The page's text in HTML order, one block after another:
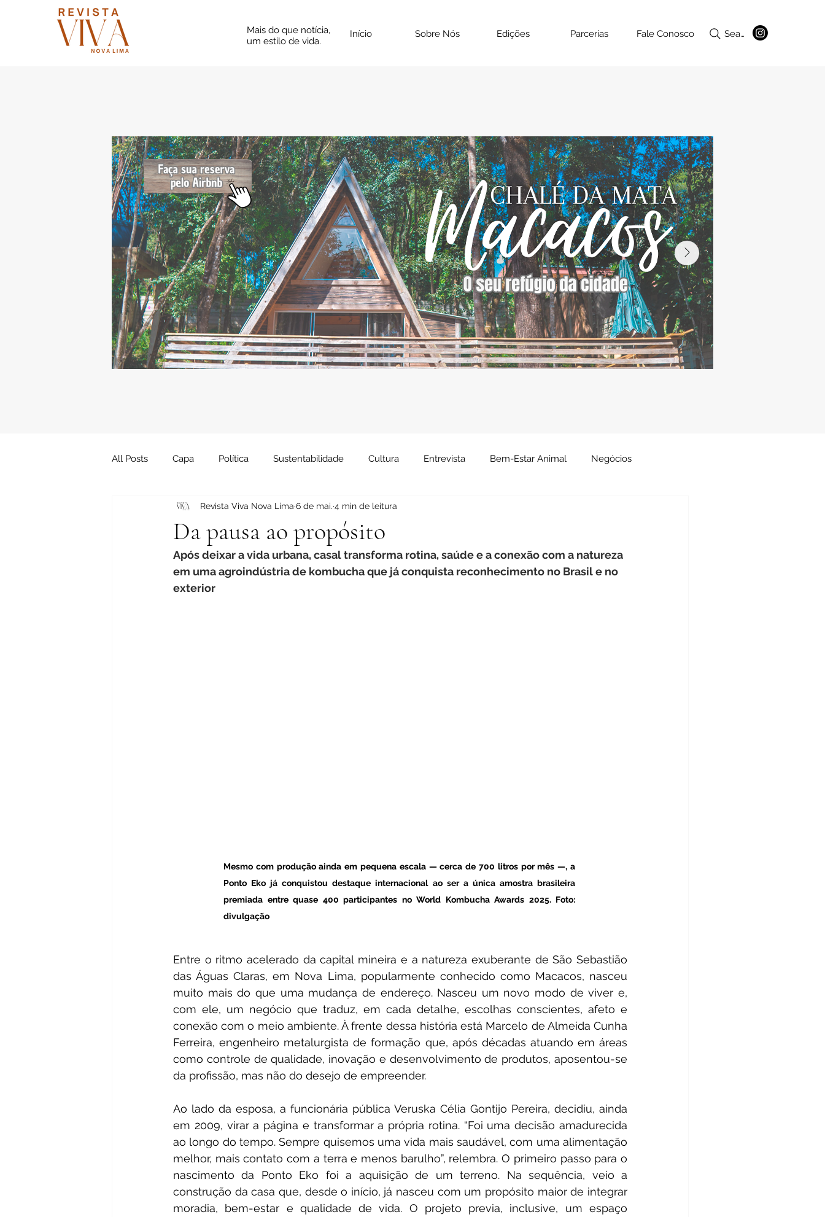
Mais do que notícia,
um estilo de vida.
Início Sobre Nós Edições Parcerias Fale Conosco Search ...
All Posts Capa Política Sustentabilidade Cultura Entrevista Bem-Estar Animal Negócios
Artes Cidades Economia Saúde
Educação #carnavalmg Bem-estar Agricultura familiar Decor Educação
Da pausa ao propósito
Revista Viva Nova Lima 6 de mai. 4 min de leitura
Após deixar a vida urbana, casal transforma rotina, saúde e a conexão com a natureza
em uma agroindústria de kombucha que já conquista reconhecimento no Brasil e no
exterior
Mesmo com produção ainda em pequena escala — cerca de 700 litros por mês —, a
Ponto Eko já conquistou destaque internacional ao ser a única amostra brasileira
premiada entre quase 400 participantes no World Kombucha Awards 2025. Foto:
divulgação
Entre o ritmo acelerado da capital mineira e a natureza exuberante de São Sebastião
das Águas Claras, em Nova Lima, popularmente conhecido como Macacos, nasceu
muito mais do que uma mudança de endereço. Nasceu um novo modo de viver e,
com ele, um negócio que traduz, em cada detalhe, escolhas conscientes, afeto e
conexão com o meio ambiente. À frente dessa história está Marcelo de Almeida Cunha
Ferreira, engenheiro metalurgista de formação que, após décadas atuando em áreas
como controle de qualidade, inovação e desenvolvimento de produtos, aposentou-se
da profissão, mas não do desejo de empreender.
Ao lado da esposa, a funcionária pública Veruska Célia Gontijo Pereira, decidiu, ainda
em 2009, virar a página e transformar a própria rotina. “Foi uma decisão amadurecida
ao longo do tempo. Sempre quisemos uma vida mais saudável, com uma alimentação
melhor, mais contato com a terra e menos barulho”, relembra. O primeiro passo para o
nascimento da Ponto Eko foi a aquisição de um terreno. Na sequência, veio a
construção da casa que, desde o início, já nasceu com um propósito maior de integrar
moradia, bem-estar e qualidade de vida. O projeto previa, inclusive, um espaço